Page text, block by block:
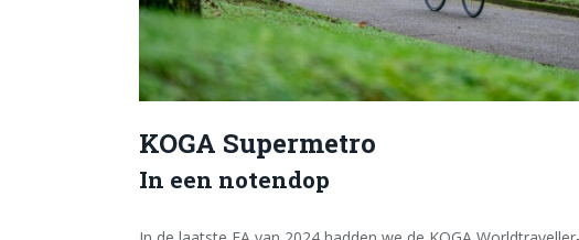
KOGA Supermetro
In een notendop